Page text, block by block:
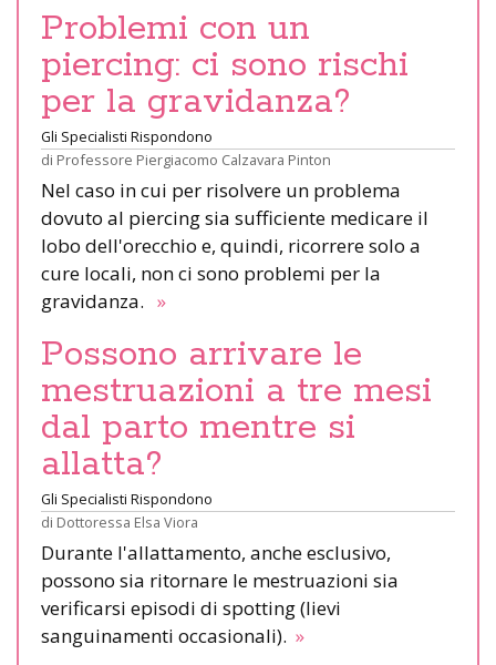
Problemi con un
piercing: ci sono rischi
per la gravidanza?
Gli Specialisti Rispondono
di Professore Piergiacomo Calzavara Pinton
Nel caso in cui per risolvere un problema
dovuto al piercing sia sufficiente medicare il
lobo dell'orecchio e, quindi, ricorrere solo a
cure locali, non ci sono problemi per la
gravidanza. »
Possono arrivare le
mestruazioni a tre mesi
dal parto mentre si
allatta?
Gli Specialisti Rispondono
di Dottoressa Elsa Viora
Durante l'allattamento, anche esclusivo,
possono sia ritornare le mestruazioni sia
verificarsi episodi di spotting (lievi
sanguinamenti occasionali). »